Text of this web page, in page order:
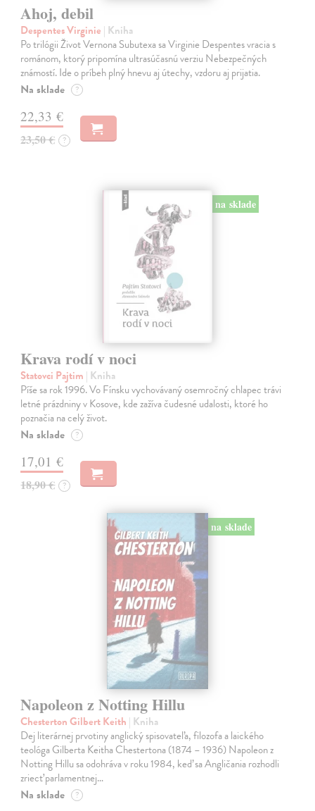
Ahoj, debil
Despentes Virginie | Kniha
Po trilógii Život Vernona Subutexa sa Virginie Despentes vracia s
románom, ktorý pripomína ultrasúčasnú verziu Nebezpečných
známostí. Ide o príbeh plný hnevu aj útechy, vzdoru aj prijatia.
Na sklade ?
22,33 €
23,50 € ?
na sklade
Krava rodí v noci
Statovci Pajtim | Kniha
Píše sa rok 1996. Vo Fínsku vychovávaný osemročný chlapec trávi
letné prázdniny v Kosove, kde zažíva čudesné udalosti, ktoré ho
poznačia na celý život.
Na sklade ?
17,01 €
18,90 € ?
na sklade
Napoleon z Notting Hillu
Chesterton Gilbert Keith | Kniha
Dej literárnej prvotiny anglický spisovateľa, filozofa a laického
teológa Gilberta Keitha Chestertona (1874 – 1936) Napoleon z
Notting Hillu sa odohráva v roku 1984, keď sa Angličania rozhodli
zriecť parlamentnej…
Na sklade ?